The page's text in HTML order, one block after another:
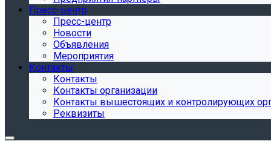
Пресс-центр
Пресс-центр
Новости
Объявления
Мероприятия
Контакты
Контакты
Контакты организации
Контакты вышестоящих и контролирующих
Реквизиты